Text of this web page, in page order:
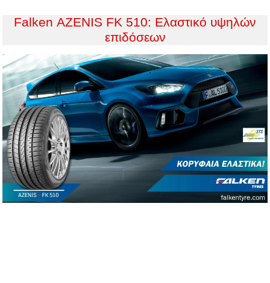
Falken ΑΖΕΝΙS FK 510: Eλαστικό υψηλών
επιδόσεων